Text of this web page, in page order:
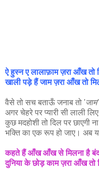
ऐ हुस्न ए लालाफ़ाम ज़रा आँख तो
खाली पड़े हैं जाम ज़रा आँख तो
वैसे तो सच बताऊँ जनाब तो 'जाम'
अगर चेहरे पर प्यारी सी लाली
कुछ मदहोशी तो दिल पर छाएगी
भक्ति का एक रूप हो जाए। अब
कहते हैं आँख आँख से मिलना है
दुनिया के छोड़ काम ज़रा आँख तो